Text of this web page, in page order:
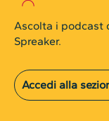
Ascolta i podcast
Spreaker.
Accedi alla